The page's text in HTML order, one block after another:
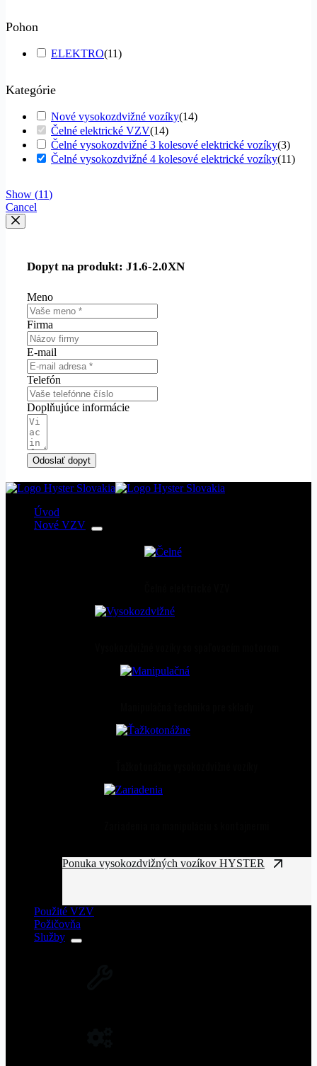
Pohon
ELEKTRO(11)
Kategórie
Nové vysokozdvižné vozíky(14)
Čelné elektrické VZV(14)
Čelné vysokozdvižné 3 kolesové elektrické vozíky(3)
Čelné vysokozdvižné 4 kolesové elektrické vozíky(11)
Show (11)
Cancel
Dopyt na produkt: J1.6-2.0XN
Meno
Firma
E-mail
Telefón
Doplňujúce informácie
Odoslať dopyt
Úvod
Nové VZV
Ponuka vysokozdvižných vozíkov HYSTER
Použité VZV
Požičovňa
Služby